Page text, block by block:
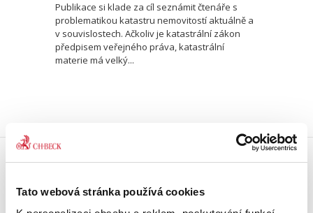
Tato webová stránka používá cookies
Publikace si klade za cíl seznámit čtenáře s
problematikou katastru nemovitostí aktuálně a
v souvislostech. Ačkoliv je katastrální zákon
předpisem veřejného práva, katastrální
materie má velký...
Získejte dopravu zdarma